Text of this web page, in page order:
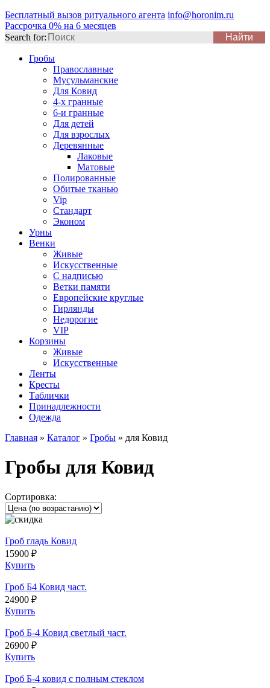
Бесплатный вызов ритуального агента info@horonim.ru
Рассрочка 0% на 6 месяцев
Search for:
Гробы
Православные
Мусульманские
Для Ковид
4-х гранные
6-и гранные
Для детей
Для взрослых
Деревянные
Лаковые
Матовые
Полированные
Обитые тканью
Vip
Стандарт
Эконом
Урны
Венки
Живые
Искусственные
С надписью
Ветки памяти
Европейские круглые
Гирлянды
Недорогие
VIP
Корзины
Живые
Искусственные
Ленты
Кресты
Таблички
Принадлежности
Одежда
Главная » Каталог » Гробы » для Ковид
Гробы для Ковид
Сортировка:
Гроб гладь Ковид
15900 ₽
Купить
Гроб Б4 Ковид част.
24900 ₽
Купить
Гроб Б-4 Ковид светлый част.
26900 ₽
Купить
Гроб Б-4 ковид с полным стеклом